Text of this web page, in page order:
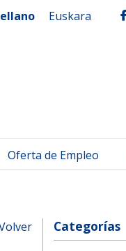
Euskara
Oferta de Empleo
Categorías